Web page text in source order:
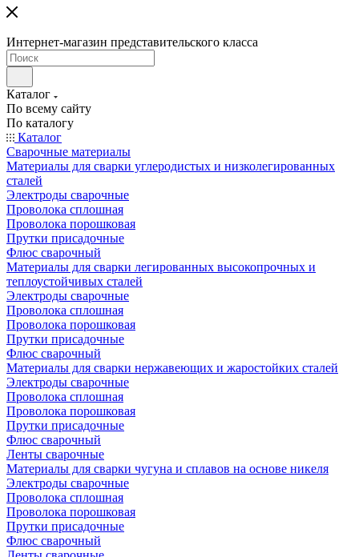
Интернет-магазин представительского класса
Каталог
По всему сайту
По каталогу
Каталог
Сварочные материалы
Материалы для сварки углеродистых и низколегированных
сталей
Электроды сварочные
Проволока сплошная
Проволока порошковая
Прутки присадочные
Флюс сварочный
Материалы для сварки легированных высокопрочных и
теплоустойчивых сталей
Электроды сварочные
Проволока сплошная
Проволока порошковая
Прутки присадочные
Флюс сварочный
Материалы для сварки нержавеющих и жаростойких сталей
Электроды сварочные
Проволока сплошная
Проволока порошковая
Прутки присадочные
Флюс сварочный
Ленты сварочные
Материалы для сварки чугуна и сплавов на основе никеля
Электроды сварочные
Проволока сплошная
Проволока порошковая
Прутки присадочные
Флюс сварочный